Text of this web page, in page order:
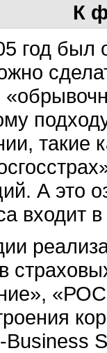
К
год был
такие
А это
входит
Business